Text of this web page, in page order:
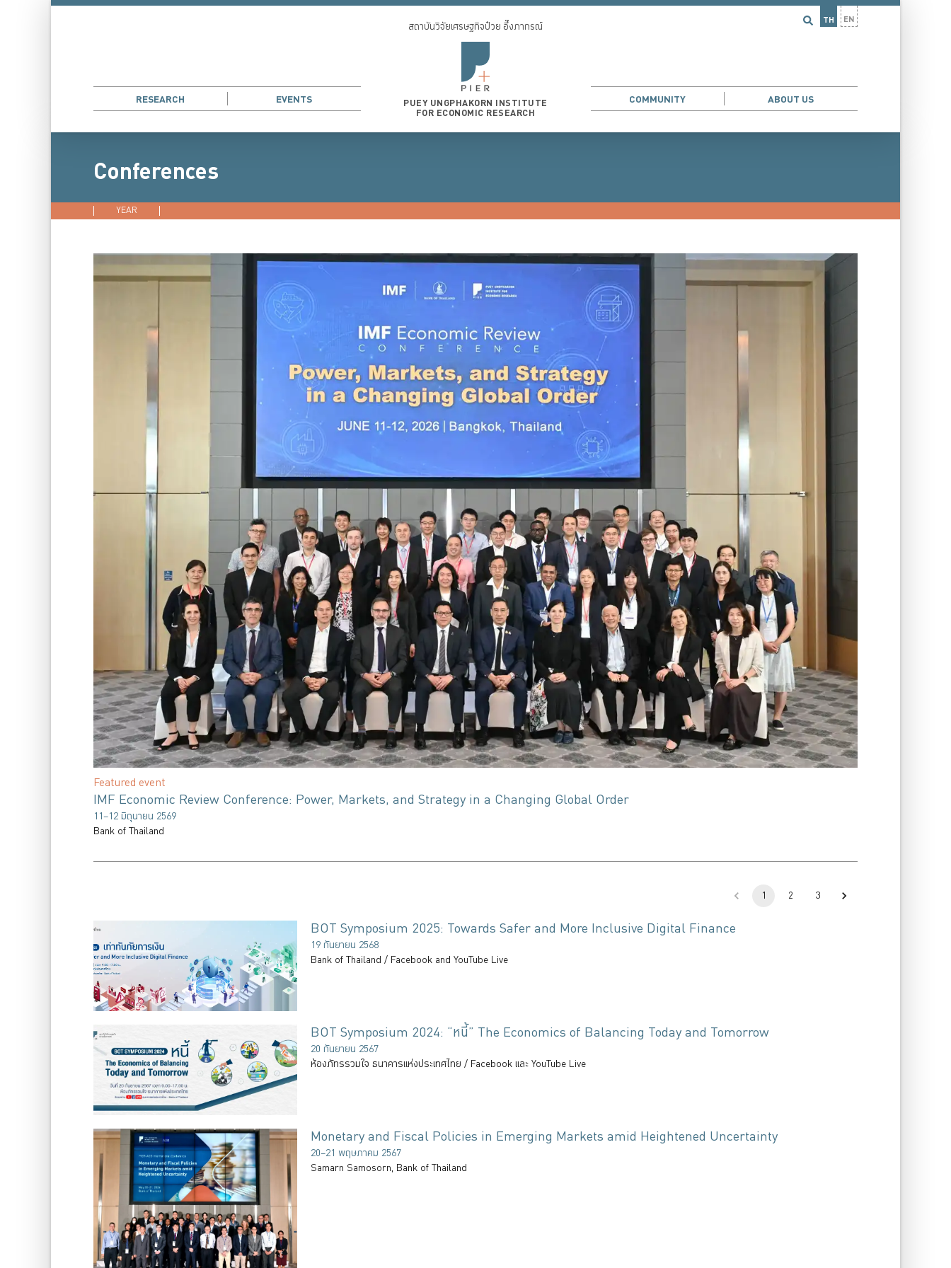
TH EN
RESEARCH EVENTS
สถาบันวิจัยเศรษฐกิจป๋วย อึ๊งภากรณ์
PUEY UNGPHAKORN INSTITUTE
FOR ECONOMIC RESEARCH
COMMUNITY ABOUT US
Conferences
YEAR
Featured event
IMF Economic Review Conference: Power, Markets, and Strategy in a Changing Global Order
11–12 มิถุนายน 2569
Bank of Thailand
1 2 3
BOT Symposium 2025: Towards Safer and More Inclusive Digital Finance
19 กันยายน 2568
Bank of Thailand / Facebook and YouTube Live
BOT Symposium 2024: “หนี้” The Economics of Balancing Today and Tomorrow
20 กันยายน 2567
ห้องภัทรรวมใจ ธนาคารแห่งประเทศไทย / Facebook และ YouTube Live
Monetary and Fiscal Policies in Emerging Markets amid Heightened Uncertainty
20–21 พฤษภาคม 2567
Samarn Samosorn, Bank of Thailand